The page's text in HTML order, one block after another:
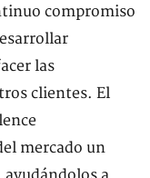
compromiso
las
clientes. El
mercado un